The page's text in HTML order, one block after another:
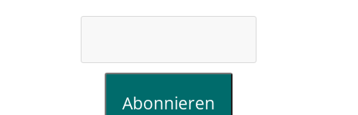
Abonnieren